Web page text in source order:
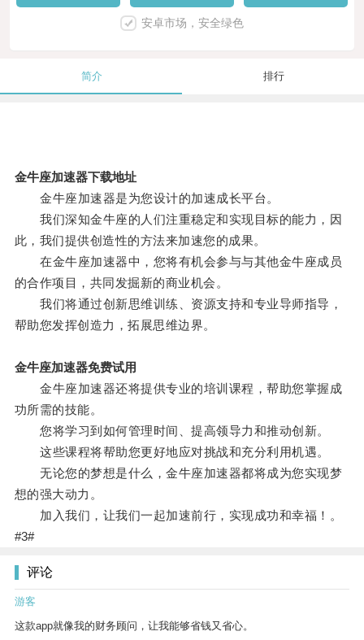
安卓市场，安全绿色
简介 排行
金牛座加速器下载地址
金牛座加速器是为您设计的加速成长平台。
我们深知金牛座的人们注重稳定和实现目标的能力，因
此，我们提供创造性的方法来加速您的成果。
在金牛座加速器中，您将有机会参与与其他金牛座成员
的合作项目，共同发掘新的商业机会。
我们将通过创新思维训练、资源支持和专业导师指导，
帮助您发挥创造力，拓展思维边界。
金牛座加速器免费试用
金牛座加速器还将提供专业的培训课程，帮助您掌握成
功所需的技能。
您将学习到如何管理时间、提高领导力和推动创新。
这些课程将帮助您更好地应对挑战和充分利用机遇。
无论您的梦想是什么，金牛座加速器都将成为您实现梦
想的强大动力。
加入我们，让我们一起加速前行，实现成功和幸福！。
#3#
评论
游客
这款app就像我的财务顾问，让我能够省钱又省心。